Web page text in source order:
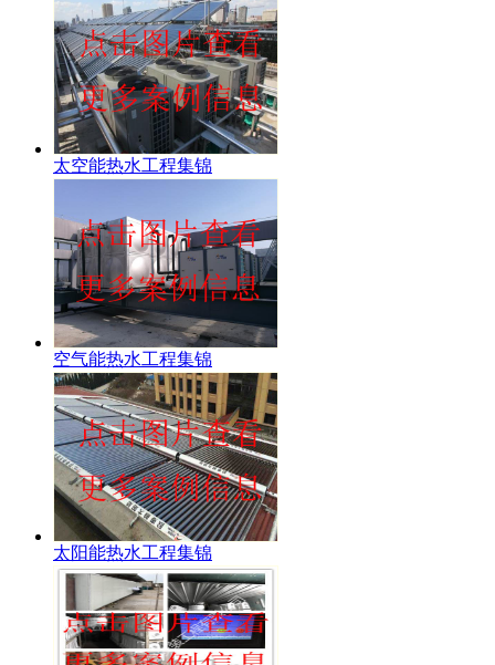
太空能热水工程集锦
空气能热水工程集锦
太阳能热水工程集锦